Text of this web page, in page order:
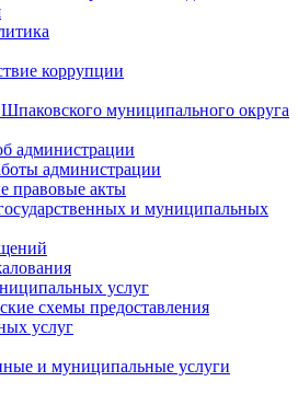
коррупции
муниципального округа
администрации
администрации
правовые акты
и муниципальных
услуг
схемы предоставления
услуг
и муниципальные услуги